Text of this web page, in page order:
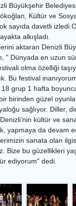
Büyükşehir
Kültür ve
sayıda davetli
alkışladı.
aktaran Denizli
" Dünyada en uzun
olma özelliği
Bu festival
18 grup 1 hafta
birinden güzel
sağlıyor. Diller,
kültür ve
yapmaya da devam
sanata olan
Bize bu güzellikleri
ediyorum" dedi.